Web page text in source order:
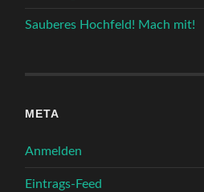
Sauberes Hochfeld! Mach mit!
META
Anmelden
Eintrags-Feed